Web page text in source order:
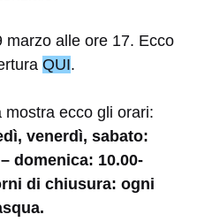
marzo alle ore 17. Ecco
QUI.
ecco gli orari:
venerdì, sabato:
domenica: 10.00-
di chiusura: ogni